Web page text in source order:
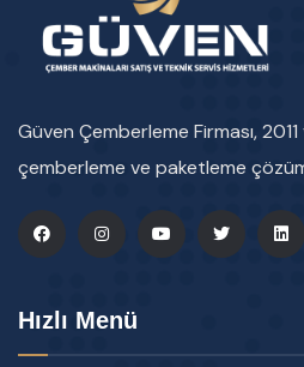
Güven Çemberleme Firması,
çemberleme ve paketleme
Hızlı Menü